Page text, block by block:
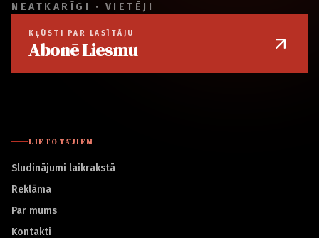
NEATKARĪGI · VIETĒJI
KĻŪSTI PAR LASĪTĀJU
Abonē Liesmu
LIETOTĀJIEM
Sludinājumi laikrakstā
Reklāma
Par mums
Kontakti